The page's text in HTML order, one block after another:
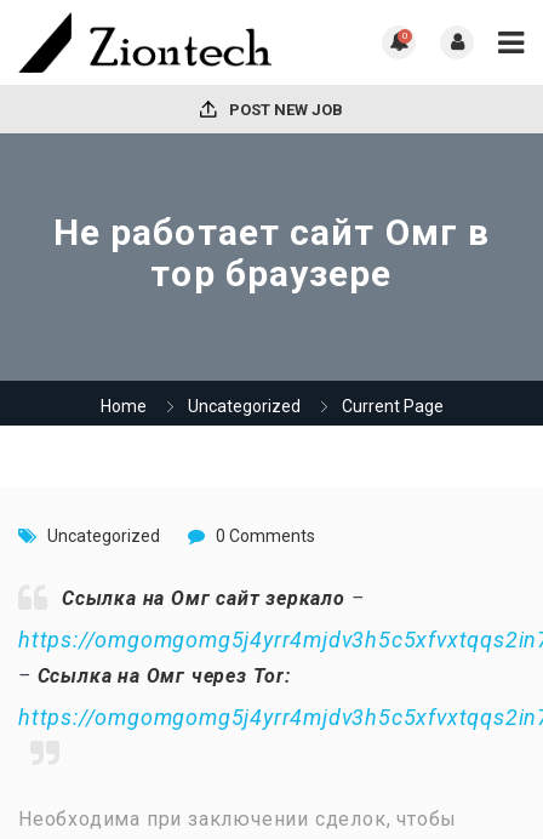
0
POST NEW JOB
Не работает сайт Омг в
тор браузере
Home Uncategorized Current Page
Uncategorized 0 Comments
Ссылка на Омг сайт зеркало –
https://
– Ссылка на Омг через Tor:
https://
Необходима при заключении сделок, чтобы